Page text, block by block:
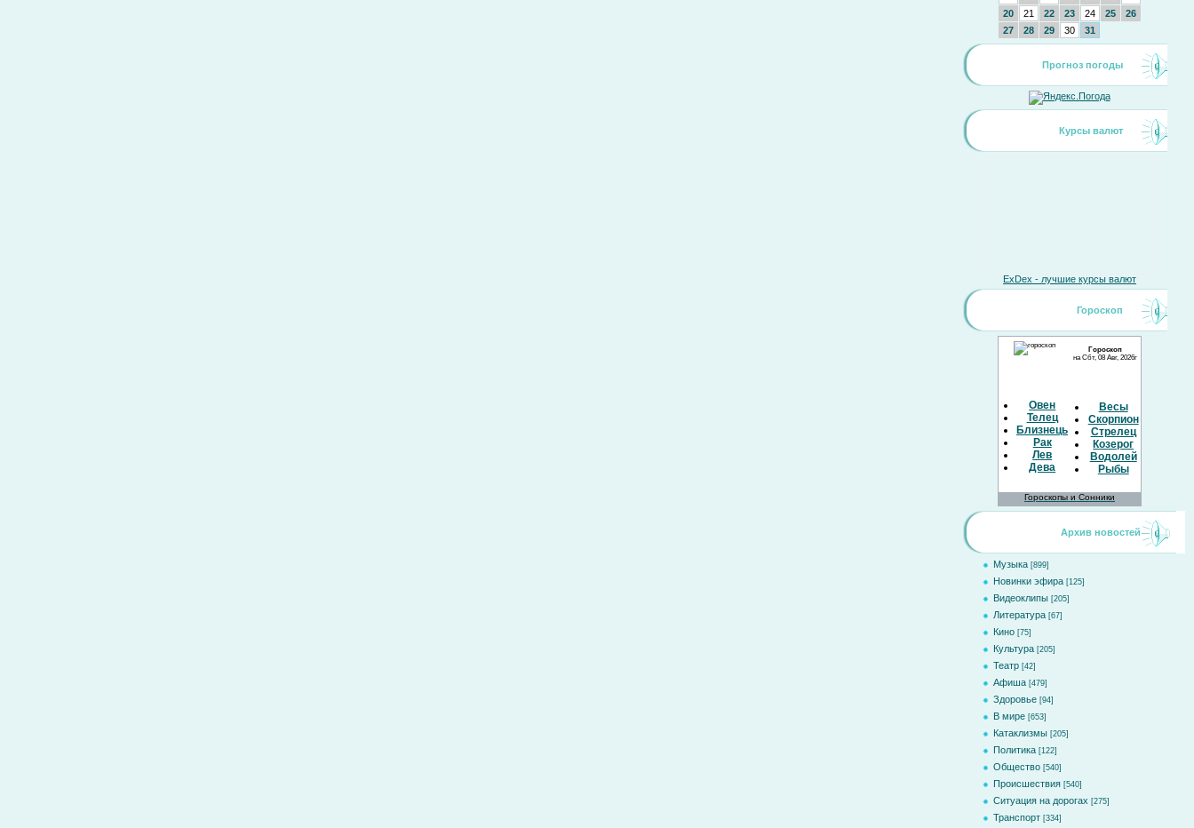
20
21 22 23 24 25
26
27
28 29 30 31
Прогноз погоды
Курсы валют
ExDex - лучшие курсы валют
Гороскоп
Гороскоп
на Сбт, 08 Авг, 2026г
Овен
Телец
Близнецы
Рак
Лев
Дева
Весы
Скорпион
Стрелец
Козерог
Водолей
Рыбы
Гороскопы и Сонники
Архив новостей
Музыка [899]
Новинки эфира [125]
Видеоклипы [205]
Литература [67]
Кино [75]
Культура [205]
Театр [42]
Афиша [479]
Здоровье [94]
В мире [653]
Катаклизмы [205]
Политика [122]
Общество [540]
Происшествия [540]
Ситуация на дорогах [275]
Транспорт [334]